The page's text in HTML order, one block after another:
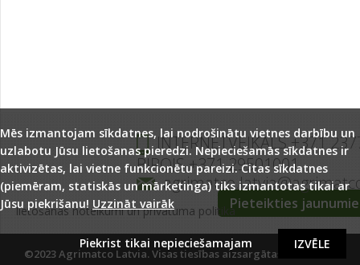
Pieteikties
INTERNETVEIKALS +371
BIROJS +371 29501001
lietošanas noteikumi un privātuma politika
©2023 Agrimatco Latvia. Visas tiesības aizsargātas
Mēs izmantojam sīkdatnes, lai nodrošinātu vietnes darbību un
uzlabotu Jūsu lietošanas pieredzi. Nepieciešamās sīkdatnes ir
aktivizētas, lai vietne funkcionētu pareizi. Citas sīkdatnes
(piemēram, statiskās un mārketinga) tiks izmantotas tikai ar
Jūsu piekrišanu! Uzzināt vairāk
IZVĒLE
Piekrist tikai nepieciešamajam